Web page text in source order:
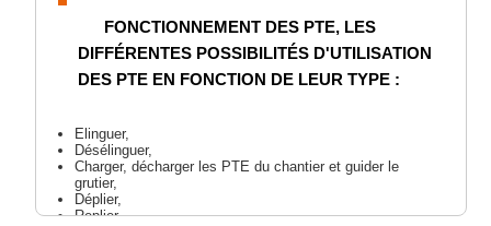
FONCTIONNEMENT DES PTE, LES
DIFFÉRENTES POSSIBILITÉS D'UTILISATION
DES PTE EN FONCTION DE LEUR TYPE :
Elinguer,
Désélinguer,
Charger, décharger les PTE du chantier et guider le
grutier,
Déplier,
Replier,